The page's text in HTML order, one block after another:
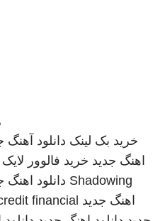
خرید بک لینک دانلود آهنگ
اهنگ جدید خرید فالوور
Shadowing دانلود اهنگ
اهنگ جدید financial